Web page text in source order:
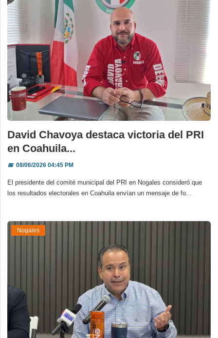
David Chavoya destaca victoria del PRI
en Coahuila...
📅08/06/2026 04:45 PM
El presidente del comité municipal del PRI en Nogales consideró que
los resultados electorales en Coahuila envían un mensaje de fo...
Nogales